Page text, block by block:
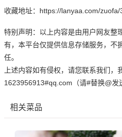
收藏地址：https://lanyaa.com/zuofa/
特别声明：以上内容是由用户网友整
有，本平台仅提供信息存储服务，不
任。
上述内容如有侵权，请您联系我们，
1623956913#qq.com（请#替换@发
相关菜品